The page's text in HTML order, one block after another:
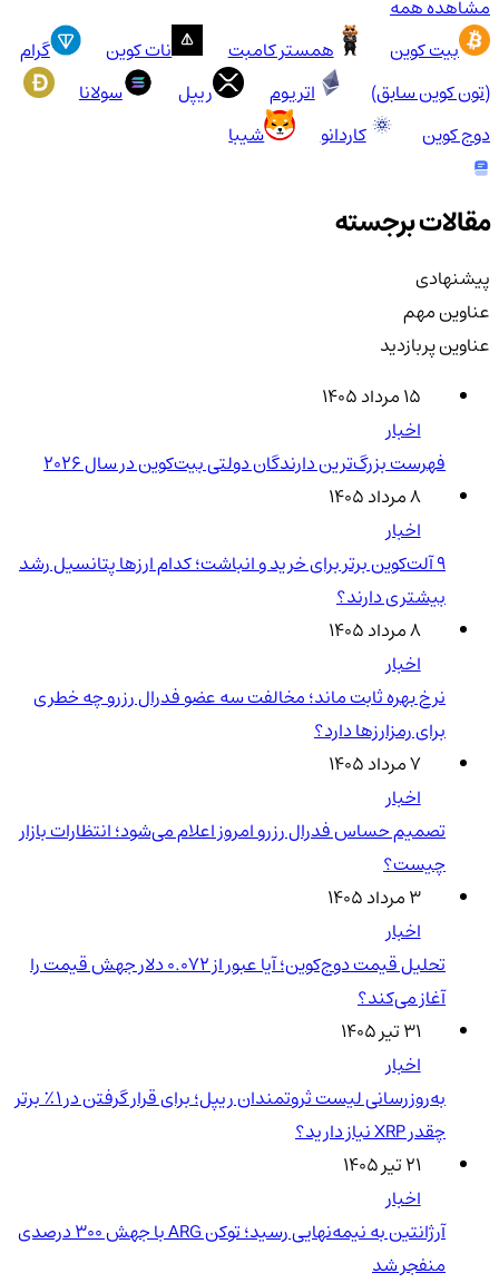
مشاهده همه
بیت کوین
همستر کامبت نات کوین
گرام
(تون کوین سابق)
اتریوم ریپل
سولانا
دوج کوین
کاردانو شیبا
مقالات برجسته
پیشنهادی
عناوین مهم
عناوین پربازدید
۱۵ مرداد ۱۴۰۵
اخبار
فهرست بزرگ‌ترین دارندگان دولتی بیت‌کوین در سال 2026
۸ مرداد ۱۴۰۵
اخبار
۹ آلت‌کوین برتر برای خرید و انباشت؛ کدام ارزها پتانسیل رشد
بیشتری دارند؟
۸ مرداد ۱۴۰۵
اخبار
نرخ بهره ثابت ماند؛ مخالفت سه عضو فدرال رزرو چه خطری
برای رمزارزها دارد؟
۷ مرداد ۱۴۰۵
اخبار
تصمیم حساس فدرال رزرو امروز اعلام می‌شود؛ انتظارات بازار
چیست؟
۳ مرداد ۱۴۰۵
اخبار
تحلیل قیمت دوج‌کوین؛ آیا عبور از ۰.۰۷۲ دلار جهش قیمت را
آغاز می‌کند؟
۳۱ تیر ۱۴۰۵
اخبار
به‌روزرسانی لیست ثروتمندان ریپل؛ برای قرار گرفتن در ۱٪ برتر
چقدر XRP نیاز دارید؟
۲۱ تیر ۱۴۰۵
اخبار
آرژانتین به نیمه‌نهایی رسید؛ توکن ARG با جهش ۳۰۰ درصدی
منفجر شد